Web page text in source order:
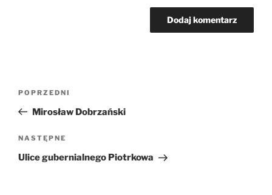
Poprzedni
wpis
POPRZEDNI
Mirosław Dobrzański
Następny
wpis
NASTĘPNE
Ulice gubernialnego Piotrkowa